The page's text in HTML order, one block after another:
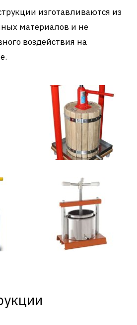
изготавливаются из
материалов и не
воздействия на